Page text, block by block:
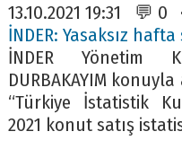
13.10.2021 19:31 💬 0
İNDER: Yasaksız
İNDER Yönetim
DURBAKAYIM
“Türkiye İstatistik
2021 konut satış